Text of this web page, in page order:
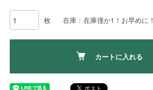
枚 在庫：在庫僅か1！お早めに！
カートに入れる